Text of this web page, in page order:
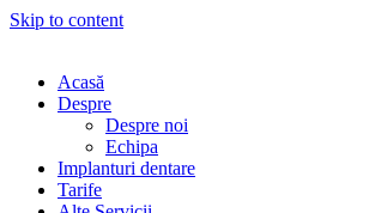
Skip to content
Acasă
Despre
Despre noi
Echipa
Implanturi dentare
Tarife